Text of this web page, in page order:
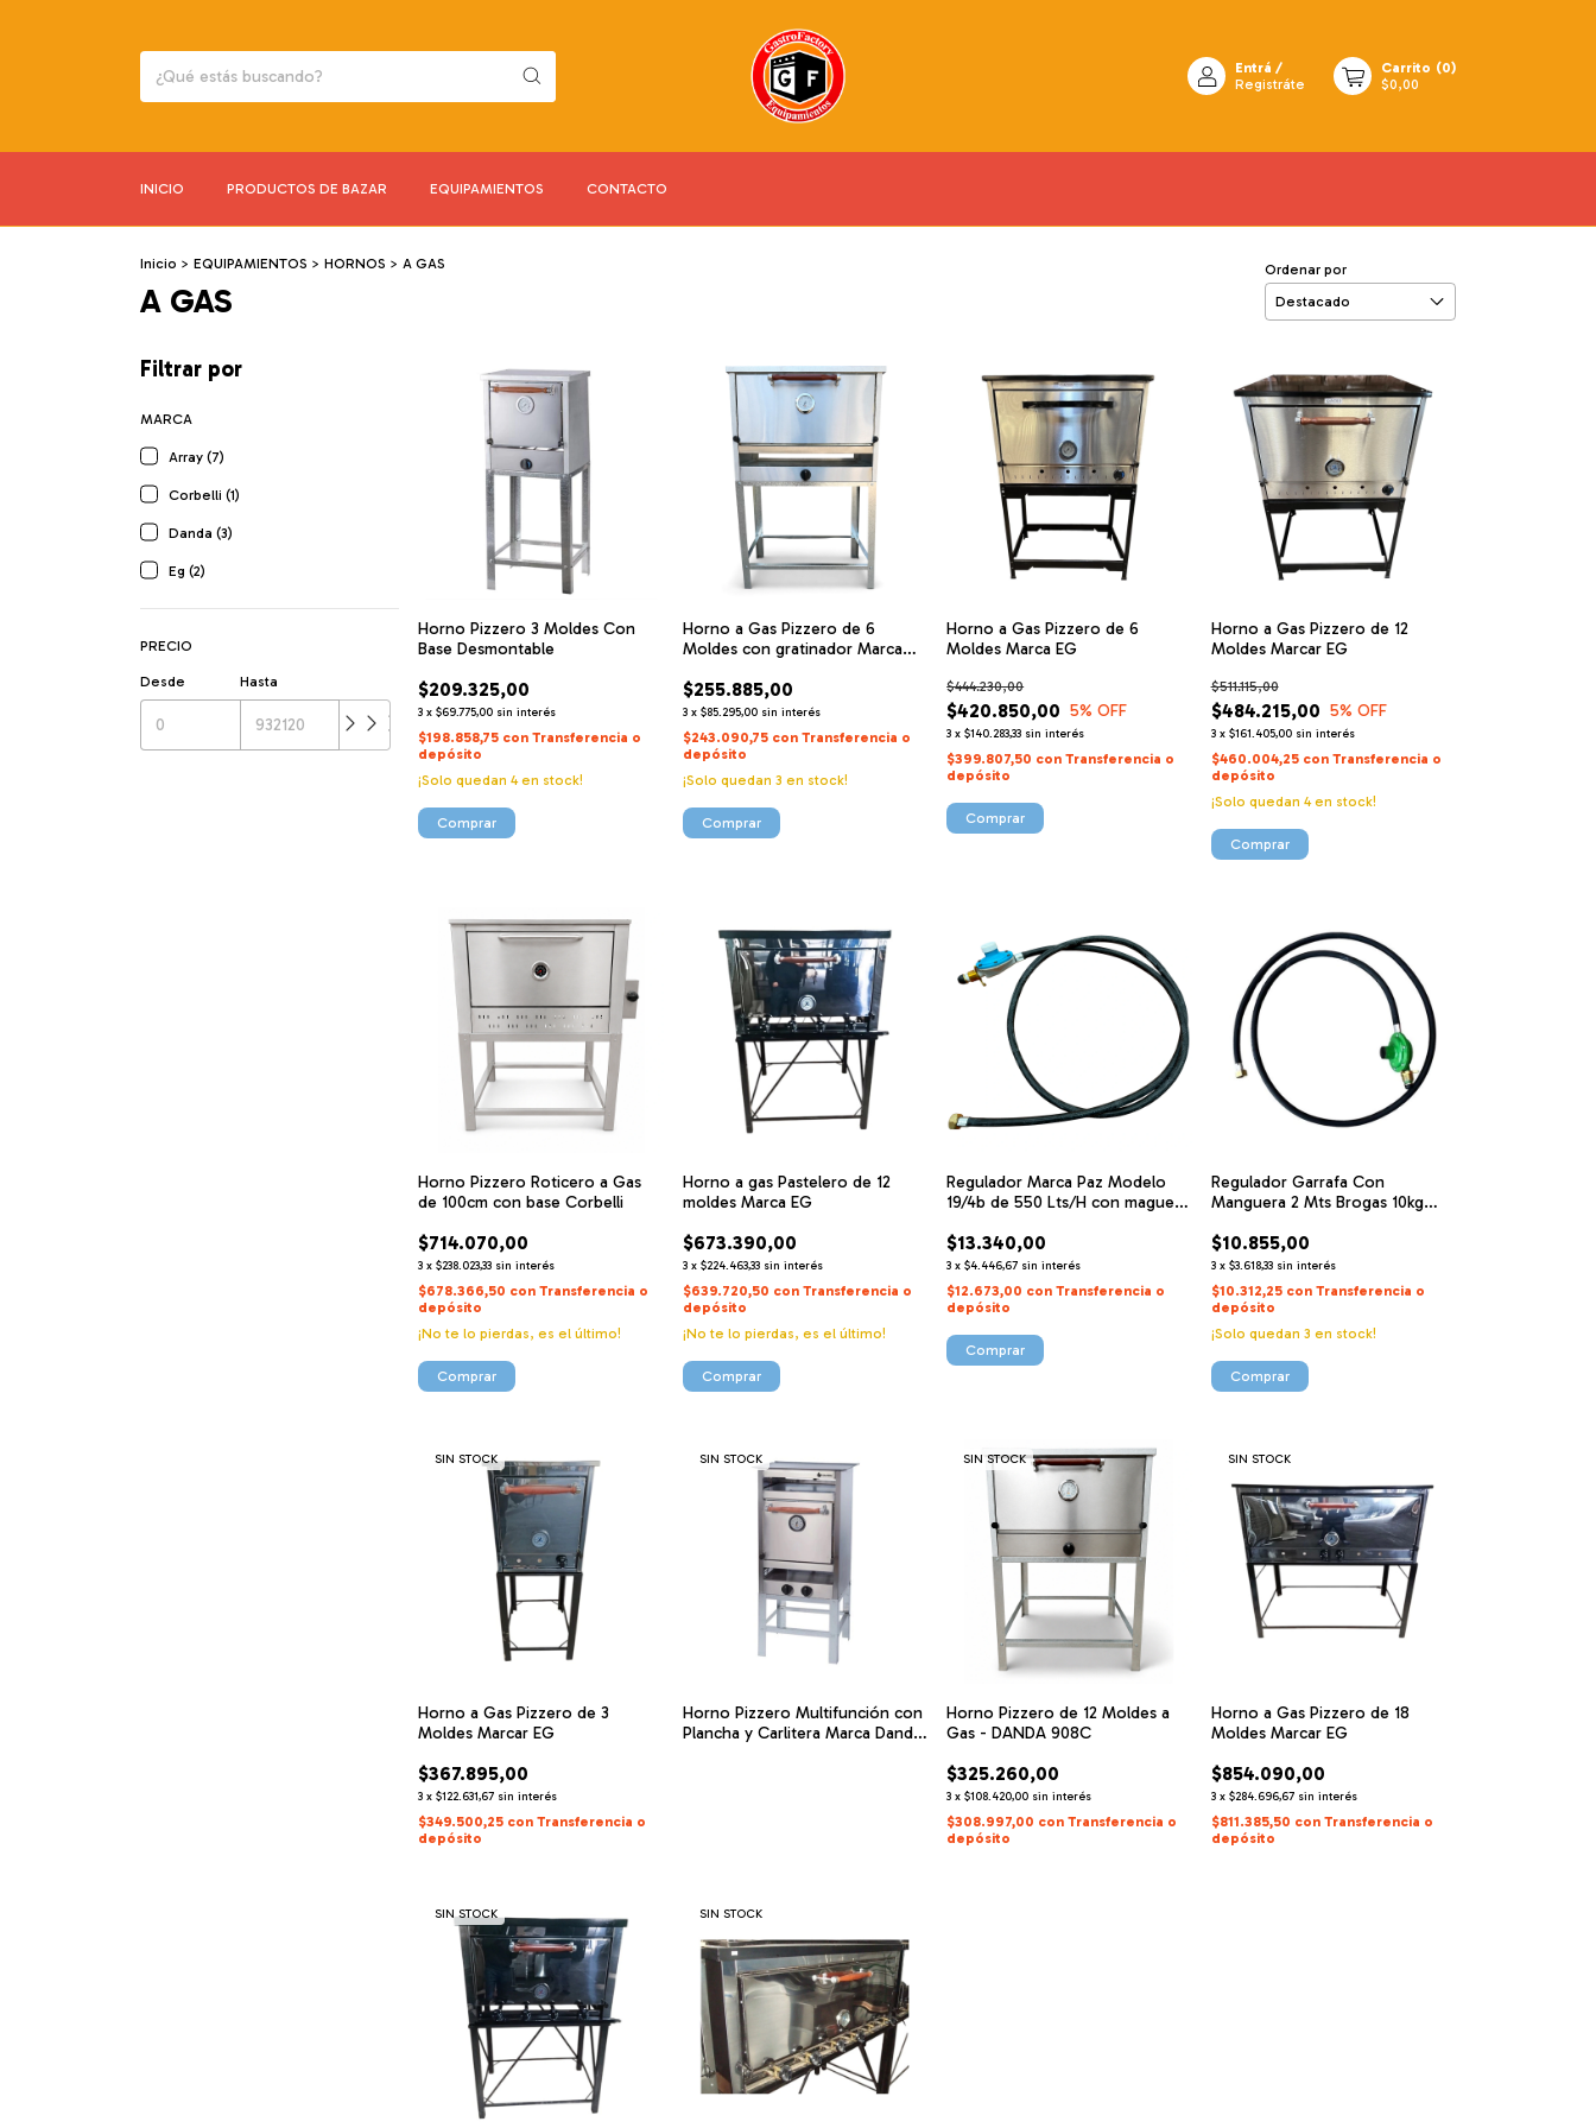
Entrá /
Registráte
Carrito (0)
$0,00
INICIO PRODUCTOS DE BAZAR EQUIPAMIENTOS CONTACTO
Inicio > EQUIPAMIENTOS > HORNOS > A GAS
A GAS
Ordenar por
Filtrar por
MARCA
Array (7)
Corbelli (1)
Danda (3)
Eg (2)
PRECIO
Desde Hasta
Horno Pizzero 3 Moldes Con
Base Desmontable
$209.325,00
3 x$69.775,00 sin interés
$198.858,75 con Transferencia o
depósito
¡Solo quedan4en stock!
Horno a Gas Pizzero de 6
Moldes con gratinador Marca
$255.885,00
3 x $85.295,00 sin interés
$243.090,75 con Transferencia o
depósito
¡Solo quedan 3 en stock!
Horno a Gas Pizzero de 6
Moldes Marca EG
$420.850,00
$444.230,00
5% OFF
3 x$140.283,33 sin interés
$399.807,50 con Transferencia o
depósito
Horno a Gas Pizzero de 12
Moldes Marcar EG
$484.215,00
$511.115,00
5% OFF
3 x $161.405,00 sin interés
$460.004,25 con Transferencia o
depósito
¡Solo quedan 4en stock!
Horno Pizzero Roticero a Gas
de 100cm con base Corbelli
$714.070,00
3 x$238.023,33 sin interés
$678.366,50 con Transferencia o
depósito
¡No te lo pierdas, es el último!
Horno a gas Pastelero de 12
moldes Marca EG
$673.390,00
3 x $224.463,33 sin interés
$639.720,50 con Transferencia o
depósito
¡No te lo pierdas, es el último!
Regulador Marca Paz Modelo
19/4b de 550 Lts/H con maguera
$13.340,00
3 x$4.446,67 sin interés
$12.673,00 con Transferencia o
depósito
Regulador Garrafa Con
Manguera 2 Mts Brogas 10kg
$10.855,00
3 x $3.618,33 sin interés
$10.312,25 con Transferencia o
depósito
¡Solo quedan 3 en stock!
SIN STOCK
Horno a Gas Pizzero de 3
Moldes Marcar EG
$367.895,00
3 x$122.631,67 sin interés
$349.500,25 con Transferencia o
depósito
SIN STOCK
Horno Pizzero Multifunción con
Plancha y Carlitera Marca Danda
SIN STOCK
Horno Pizzero de 12 Moldes a
Gas - DANDA 908C
$325.260,00
3 x$108.420,00 sin interés
$308.997,00 con Transferencia o
depósito
SIN STOCK
Horno a Gas Pizzero de 18
Moldes Marcar EG
$854.090,00
3 x $284.696,67 sin interés
$811.385,50 con Transferencia o
depósito
SIN STOCK SIN STOCK